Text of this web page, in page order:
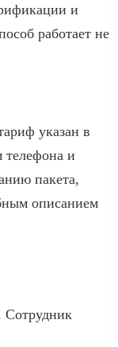
и
работает не
указан в
телефона и
пакета,
описанием
Сотрудник